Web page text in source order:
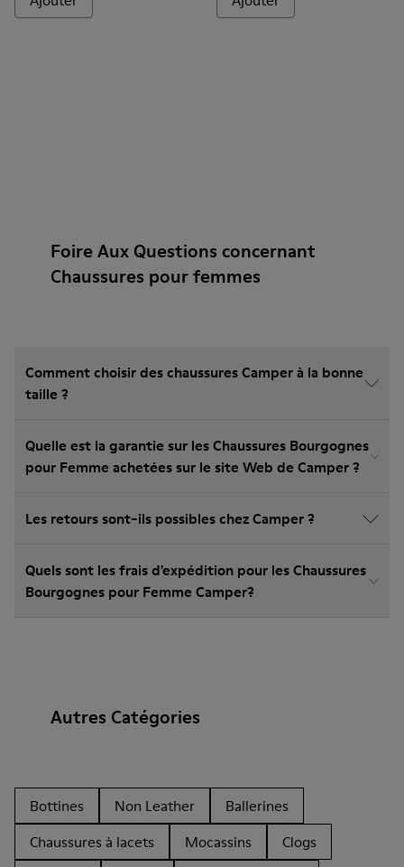
Foire Aux Questions concernant
Chaussures pour femmes
Comment choisir des chaussures Camper à la bonne
taille ?
Quelle est la garantie sur les Chaussures Bourgognes
pour Femme achetées sur le site Web de Camper ?
Les retours sont-ils possibles chez Camper ?
Quels sont les frais d'expédition pour les Chaussures
Bourgognes pour Femme Camper?
Autres Catégories
Bottines Non Leather
Ballerines
Chaussures à lacets
Mocassins
Clogs